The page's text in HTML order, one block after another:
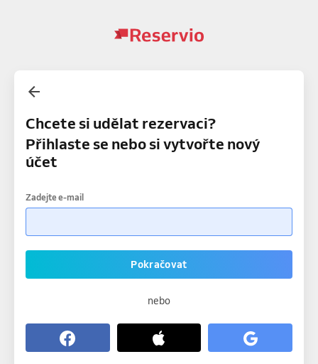
Chcete si udělat rezervaci?
Přihlaste se nebo si vytvořte nový
účet
Zadejte e-mail
Pokračovat
nebo